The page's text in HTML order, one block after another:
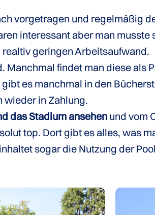
vorgetragen und regelmäßig
interessant aber man musste
realtiv geringen Arbeitsaufwand.
findet man diese als
es manchmal in den
wieder in Zahlung.
das Stadium ansehen und vom
top. Dort gibt es alles, was
sogar die Nutzung der